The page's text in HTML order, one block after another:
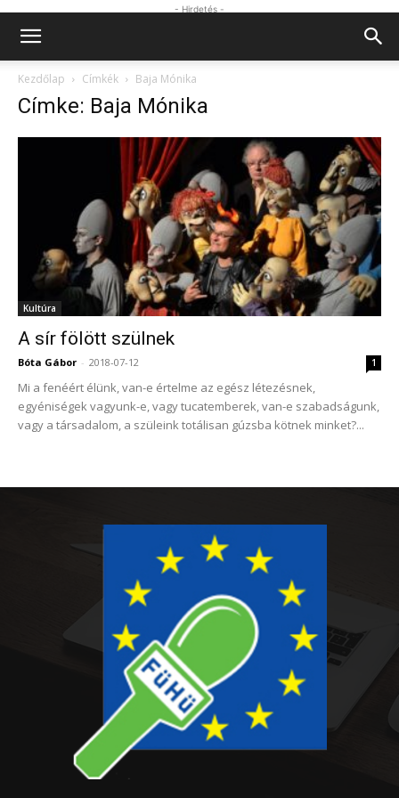
- Hirdetés -
Kezdőlap Címkék Baja Mónika
Címke: Baja Mónika
Kultúra
A sír fölött szülnek
Bóta Gábor - 2018-07-12 1
Mi a fenéért élünk, van-e értelme az egész létezésnek,
egyéniségek vagyunk-e, vagy tucatemberek, van-e szabadságunk,
vagy a társadalom, a szüleink totálisan gúzsba kötnek minket?...